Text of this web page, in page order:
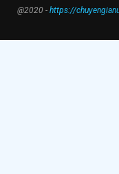
@2020 - https://